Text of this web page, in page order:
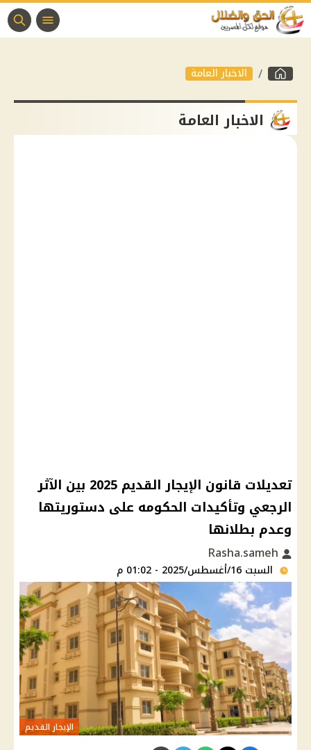
الاخبار العامة
الاخبار العامة
تعديلات قانون الإيجار القديم 2025 بين الآثر
الرجعي وتأكيدات الحكومه على دستوريتها
وعدم بطلانها
السبت 16/أغسطس/2025 - 01:02 م
الإيجار القديم